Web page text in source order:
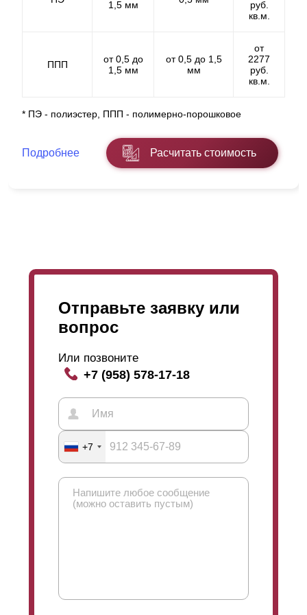
Забор имеет по-настоящему прочную конструкцию.
Подготовленные стальные листы уже с высеченным
рисунком присоединяются к рамам посредством
современных сварочных аппаратов и качественных
электродов. В результате сварного соединения
он проходит дополнительную обработку для еще
большей гладкости. Он зачищается и проверяется на
наличие заусенцев и неровностей. После зачистки
шов обрабатывается и грунтуется. Обработку
грунтом проходят сама рама и присоединенные
листы. Такая процедура дает дополнительную
защиту от коррозии металла и облегчает дальнейший
процесс окрашивания.
Пройдя окраску и полностьюобсохнув, ограждение
1,5 мм
руб.
кв.м.
ППП
от 0,5 до
1,5 мм
от 0,5 до 1,5
мм
от
2277
руб.
кв.м.
* ПЭ - полиэстер, ППП - полимерно-порошковое
Подробнее Расчитать стоимость
Отправьте заявку или
вопрос
Или позвоните
+7 (958) 578-17-18
+7